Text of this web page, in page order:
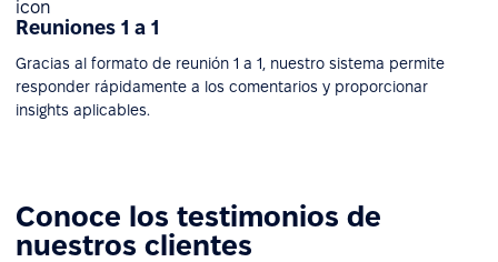
Reuniones 1 a 1
Gracias al formato de reunión 1 a 1, nuestro sistema permite
responder rápidamente a los comentarios y proporcionar
insights aplicables.
Conoce los testimonios de
nuestros clientes